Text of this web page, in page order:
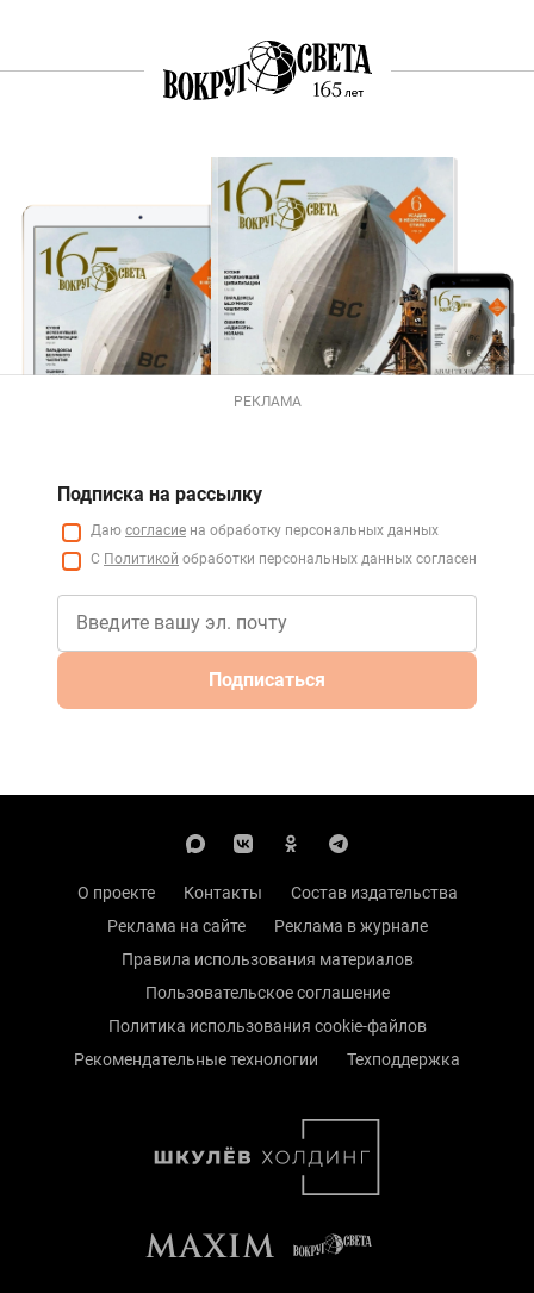
РЕКЛАМА
Подписка на рассылку
Даю согласие на обработку персональных данных
С Политикой обработки персональных данных согласен
Подписаться
О проекте Контакты
Состав издательства
Реклама на сайте
Реклама в журнале
Правила использования материалов
Пользовательское соглашение
Политика использования cookie-файлов
Рекомендательные технологии
Техподдержка